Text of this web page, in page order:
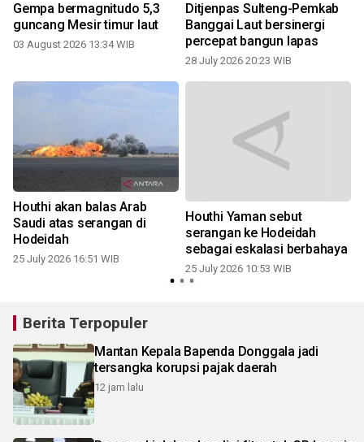
Gempa bermagnitudo 5,3
guncang Mesir timur laut
03 August 2026 13:34 WIB
Ditjenpas Sulteng-Pemkab
Banggai Laut bersinergi
percepat bangun lapas
28 July 2026 20:23 WIB
Houthi akan balas Arab
Saudi atas serangan di
Hodeidah
25 July 2026 16:51 WIB
Houthi Yaman sebut
serangan ke Hodeidah
sebagai eskalasi berbahaya
25 July 2026 10:53 WIB
Berita Terpopuler
Mantan Kepala Bapenda Donggala jadi
tersangka korupsi pajak daerah
12 jam lalu